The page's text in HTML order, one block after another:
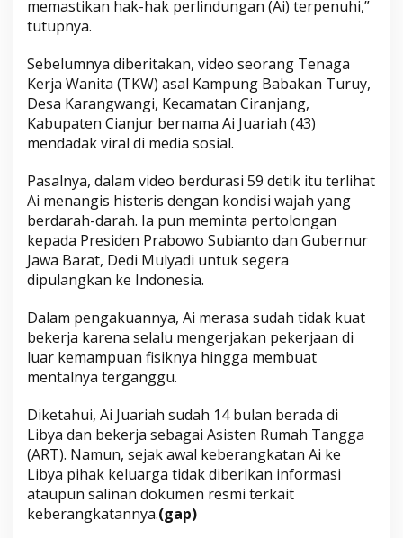
memastikan hak-hak perlindungan (Ai) terpenuhi,”
tutupnya.
Sebelumnya diberitakan, video seorang Tenaga
Kerja Wanita (TKW) asal Kampung Babakan Turuy,
Desa Karangwangi, Kecamatan Ciranjang,
Kabupaten Cianjur bernama Ai Juariah (43)
mendadak viral di media sosial.
Pasalnya, dalam video berdurasi 59 detik itu terlihat
Ai menangis histeris dengan kondisi wajah yang
berdarah-darah. Ia pun meminta pertolongan
kepada Presiden Prabowo Subianto dan Gubernur
Jawa Barat, Dedi Mulyadi untuk segera
dipulangkan ke Indonesia.
Dalam pengakuannya, Ai merasa sudah tidak kuat
bekerja karena selalu mengerjakan pekerjaan di
luar kemampuan fisiknya hingga membuat
mentalnya terganggu.
Diketahui, Ai Juariah sudah 14 bulan berada di
Libya dan bekerja sebagai Asisten Rumah Tangga
(ART). Namun, sejak awal keberangkatan Ai ke
Libya pihak keluarga tidak diberikan informasi
ataupun salinan dokumen resmi terkait
keberangkatannya.(gap)